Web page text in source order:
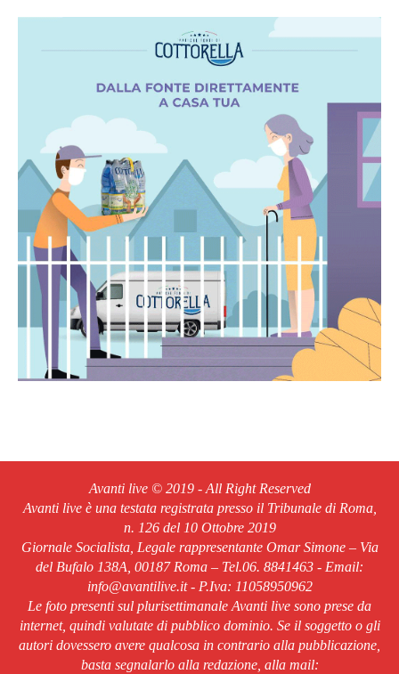
Avanti live © 2019 - All Right Reserved
Avanti live è una testata registrata presso il Tribunale di Roma,
n. 126 del 10 Ottobre 2019
Giornale Socialista, Legale rappresentante Omar Simone – Via
del Bufalo 138A, 00187 Roma – Tel.06. 8841463 - Email:
info@avantilive.it - P.Iva: 11058950962
Le foto presenti sul plurisettimanale Avanti live sono prese da
internet, quindi valutate di pubblico dominio. Se il soggetto o gli
autori dovessero avere qualcosa in contrario alla pubblicazione,
basta segnalarlo alla redazione, alla mail: